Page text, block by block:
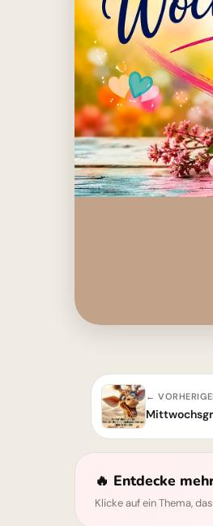
←
🔥 Entdecke
Klicke auf ein Thema,